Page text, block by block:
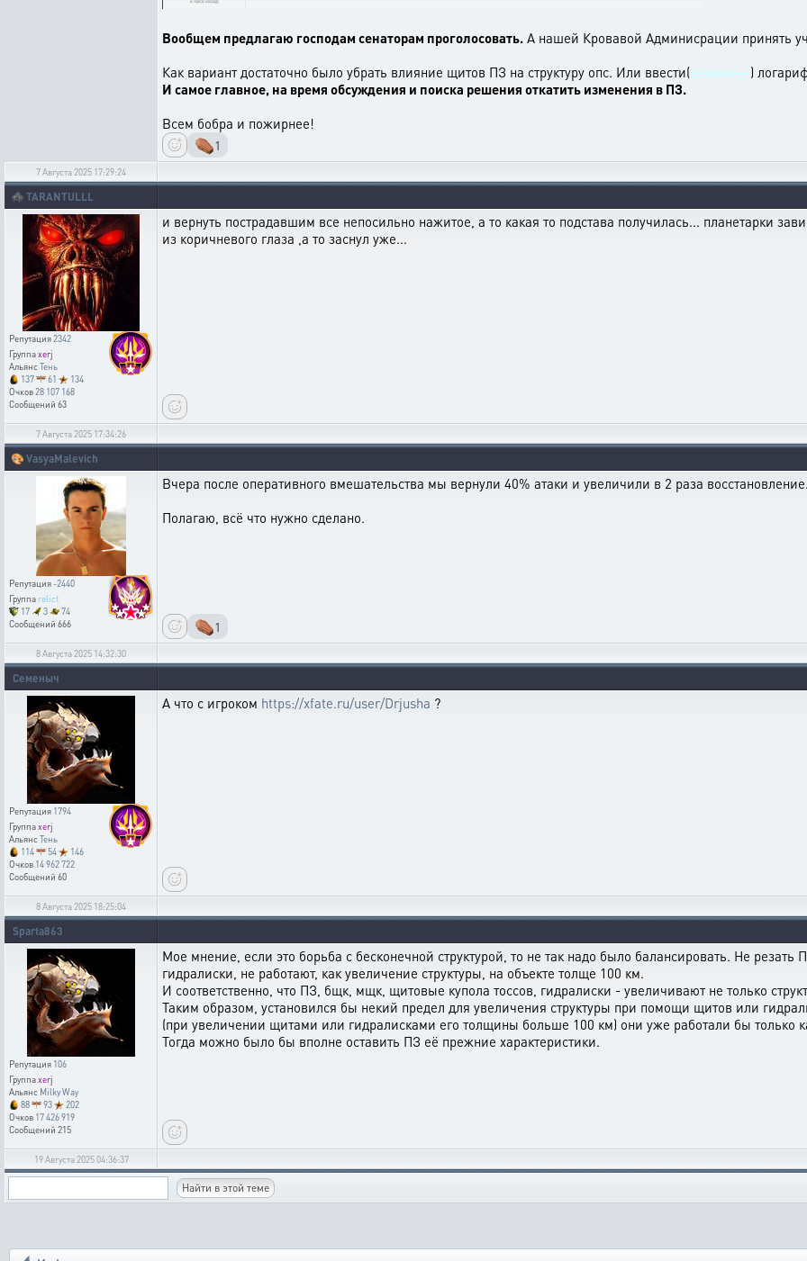
Вообщем предлагаю господам сенаторам проголосовать. А нашей Кровавой Админисрации принять
Как вариант достаточно было убрать влияние щитов ПЗ на структуру опс. Или ввести(вставить?)
И самое главное, на время обсуждения и поиска решения откатить изменения в ПЗ.
Всем бобра и пожирнее!
⚰️1
7 Августа 2025 17:29:24
🕷️ TARANTULLL
Репутация2342
Группаxerj
АльянсТень
137
61
134
Очков28 107 168
Сообщений 63
и вернуть пострадавшим все непосильно нажитое, а то какая то подстава получилась... планетарки
из коричневого глаза ,а то заснул уже...
7 Августа 2025 17:34:26
🎨 VasyaMalevich
Репутация-2440
Группа relict
17
3
74
Сообщений 666
Вчера после оперативного вмешательства мы вернули 40% атаки и увеличили в 2 раза
Полагаю, всё что нужно сделано.
⚰️1
8 Августа 2025 14:32:30
Семеныч
Репутация 1794
Группаxerj
АльянсТень
114
54
146
Очков 14 962 722
Сообщений 60
А что с игроком https://xfate.ru/user/Drjusha ?
8 Августа 2025 18:25:04
Sparta863
Репутация 106
Группаxerj
Альянс Milky Way
88
93
202
Очков 17 426 919
Сообщений 215
Мое мнение, если это борьба с бесконечной структурой, то не так надо было балансировать. Не резать
гидралиски, не работают, как увеличение структуры, на объекте толще 100 км.
И соответственно, что ПЗ, бщк, мщк, щитовые купола тоссов, гидралиски - увеличивают не только
Таким образом, установился бы некий предел для увеличения структуры при помощи щитов или
(при увеличении щитами или гидралисками его толщины больше 100 км) они уже работали бы только
Тогда можно было бы вполне оставить ПЗ её прежние характеристики.
19 Августа 2025 04:36:37